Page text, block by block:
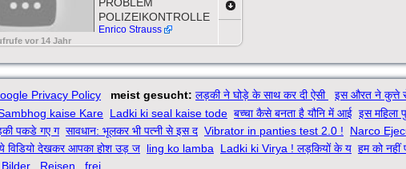
POLIZEIKONTROLLE
Enrico Strauss
vor 14 Jahr
Privacy Policy meist gesucht: लड़की ने घोड़े के साथ कर दी ऐसी इस औरत ने कुत्ते
kaise Kare Ladki ki seal kaise tode बच्चा कैसे बनता है यौनि में आई इस महिला
पकडे गए ग सावधान: भूलकर भी पत्नी से इस द Vibrator in panties test 2.0 ! Narco
विडियो देखकर आपका होश उड़ ज ling ko lamba Ladki ki Virya ! लड़कियों के य हम को नहीं
Bilder Reisen frei